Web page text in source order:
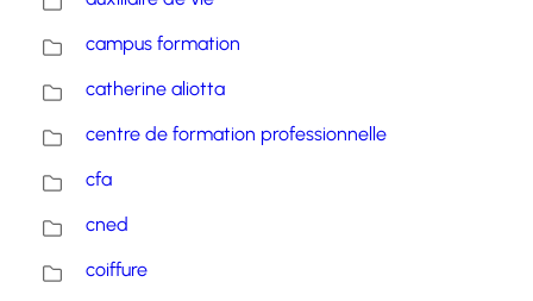
campus formation
catherine aliotta
centre de formation professionnelle
cfa
cned
coiffure